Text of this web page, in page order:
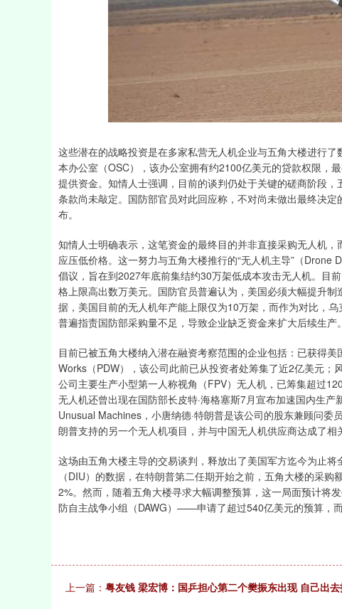
这些潜在的战略投资是在多家私营无人机企业与五角大楼进行
本办公室（OSC），该办公室拥有约2100亿美元的贷款权限，
提供资金。知情人士强调，目前的谈判仍处于关键的磋商阶段
条款尚未敲定。国防部官员对此回应称，不对尚未做出最终决
布。
知情人士明确表示，这笔资金的最终目的并非直接采购无人机
应压低价格。这一努力与五角大楼推行的“无人机主导”（
倡议，旨在到2027年底前集结约30万架低成本攻击无人机。目
格上限高出数万美元。国防官员普遍认为，美国必须大幅提升
据，美国目前的无人机年产能上限仅为10万架，而作为对比，
普遍指责国防部采购量不足，导致企业缺乏资金来扩大后续生产。
目前已被五角大楼纳入潜在融资考察范围的企业包括：已获得
Works（PDW），该公司此前已从投资者处筹集了近2亿美元
公司主要生产小型第一人称视角（FPV）无人机，已筹集超过
无人机还曾出现在国防部长皮特·海格塞斯7月宣布加速国内生
Unusual Machines，小唐纳德·特朗普是该公司的股东兼顾问委
朗普支持的另一个无人机项目，并与中国无人机供应商达成了相
这场由五角大楼主导的交易谈判，释放出了美国军方迄今为止
（DIU）的数据，在特朗普第二任期开始之前，五角大楼的采
2%。然而，随着五角大楼寻求大幅调整预算，这一局面预计
防自主战争小组（DAWG）——申请了超过540亿美元的预算，
上一篇： 粤友钱 梁宏博：国乒担心第二个樊振东出现 自己出